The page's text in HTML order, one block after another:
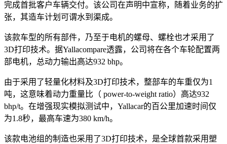
完成首批客户车辆交付。该公司在声明中宣称，随着业务的扩
张，其造车计划可谓水到渠成。
该款车型的所有部件，乃至于电机的螺母、螺栓也才采用了
3D打印技术。据Yallacompare透露，公司将在各个车轮配置两
部电机，总动力输出高达932 bhp。
由于采用了轻量化材料及3D打印技术，整部车的车重仅为1
吨，这意味着动力重量比（ power-to-weight ratio）高达932
bhp/t。在增强现实模拟测试中，Yallacar的百公里加速时间仅
为1.8秒，最高车速为380 km/h。
该款电池组的制造也采用了3D打印技术，是全球首款采用塑